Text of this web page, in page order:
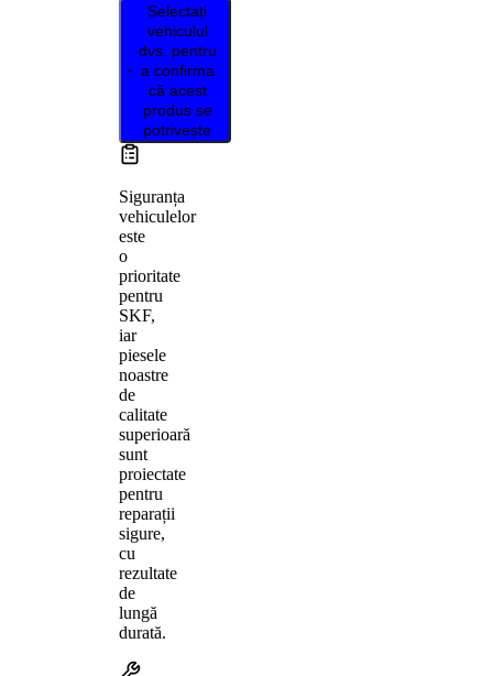
Selectați
vehiculul
dvs. pentru
a confirma
că acest
produs se
potrivește
Siguranța
vehiculelor
este
o
prioritate
pentru
SKF,
iar
piesele
noastre
de
calitate
superioară
sunt
proiectate
pentru
reparații
sigure,
cu
rezultate
de
lungă
durată.